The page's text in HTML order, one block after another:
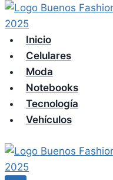
Skip
to
contentInicio
Celulares
Moda
Notebooks
Tecnología
Vehículos